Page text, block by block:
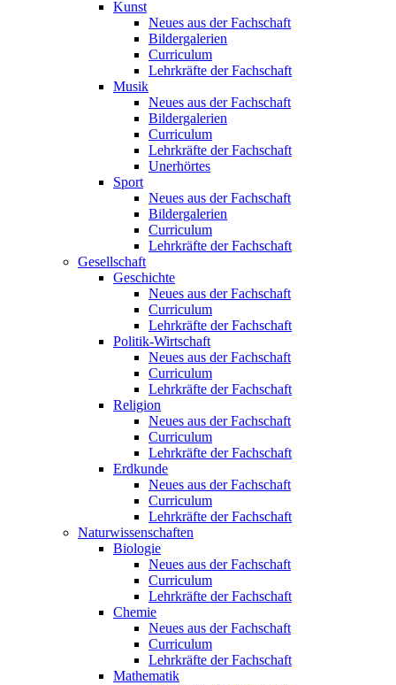
Kunst
Neues aus der Fachschaft
Bildergalerien
Curriculum
Lehrkräfte der Fachschaft
Musik
Neues aus der Fachschaft
Bildergalerien
Curriculum
Lehrkräfte der Fachschaft
Unerhörtes
Sport
Neues aus der Fachschaft
Bildergalerien
Curriculum
Lehrkräfte der Fachschaft
Gesellschaft
Geschichte
Neues aus der Fachschaft
Curriculum
Lehrkräfte der Fachschaft
Politik-Wirtschaft
Neues aus der Fachschaft
Curriculum
Lehrkräfte der Fachschaft
Religion
Neues aus der Fachschaft
Curriculum
Lehrkräfte der Fachschaft
Erdkunde
Neues aus der Fachschaft
Curriculum
Lehrkräfte der Fachschaft
Naturwissenschaften
Biologie
Neues aus der Fachschaft
Curriculum
Lehrkräfte der Fachschaft
Chemie
Neues aus der Fachschaft
Curriculum
Lehrkräfte der Fachschaft
Mathematik